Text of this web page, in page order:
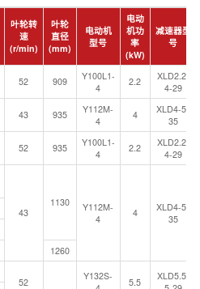
叶轮转
速
(r/min)
叶轮
直径
(mm)
电动机
型号
电动
机功
率
(kW)
减速器型
号
52 909
Y100L1-
4
2.2
XLD2.2-
4-29
43 935
Y112M-
4
4
XLD4-5-
35
52 935
Y100L1-
4
2.2
XLD2.2-
4-29
43
1130
Y112M-
4
4
XLD4-5-
35
1260
52
Y132S-
5.5
XLD5.5-